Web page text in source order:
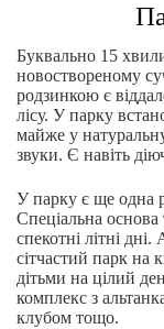
Буквально 15
новоствореному
родзинкою є
лісу. У парку
майже у
звуки. Є навіть
У парку є ще одна
Спеціальна основа
спекотні літні
сітчастий парк на
дітьми на цілий
комплекс з
клубом тощо.